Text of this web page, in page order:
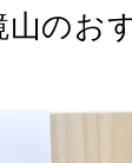
山のお